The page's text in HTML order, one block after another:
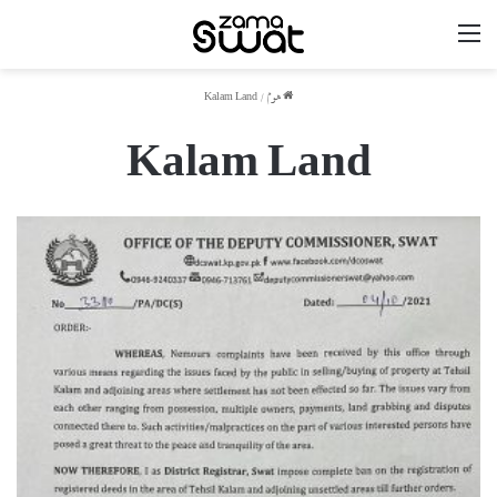
ھوم/
Kalam Land
Kalam Land